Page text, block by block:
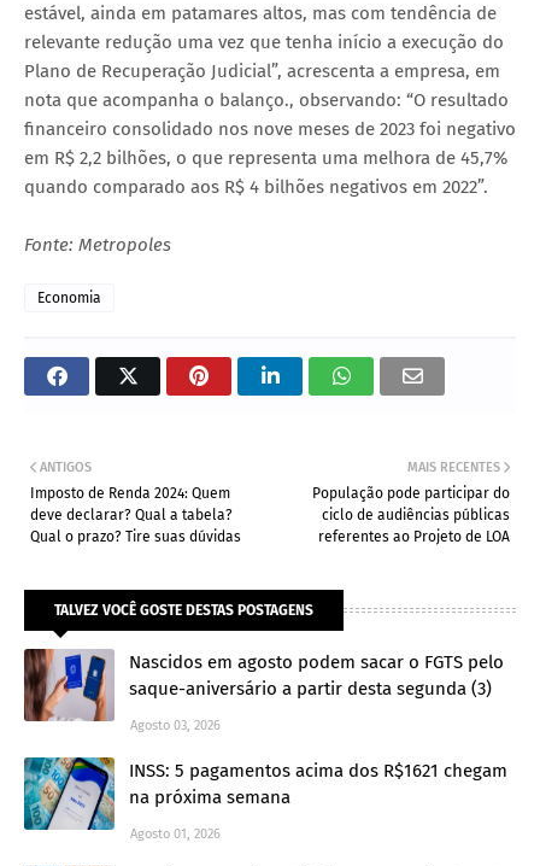
estável, ainda em patamares altos, mas com tendência de
relevante redução uma vez que tenha início a execução do
Plano de Recuperação Judicial”, acrescenta a empresa, em
nota que acompanha o balanço., observando: “O resultado
financeiro consolidado nos nove meses de 2023 foi negativo
em R$ 2,2 bilhões, o que representa uma melhora de 45,7%
quando comparado aos R$ 4 bilhões negativos em 2022”.
Fonte: Metropoles
Economia
MAIS RECENTES
População pode participar do
ciclo de audiências públicas
referentes ao Projeto de LOA
ANTIGOS
Imposto de Renda 2024: Quem
deve declarar? Qual a tabela?
Qual o prazo? Tire suas dúvidas
TALVEZ VOCÊ GOSTE DESTAS POSTAGENS
Nascidos em agosto podem sacar o FGTS pelo
saque-aniversário a partir desta segunda (3)
Agosto 03, 2026
INSS: 5 pagamentos acima dos R$1621 chegam
na próxima semana
Agosto 01, 2026